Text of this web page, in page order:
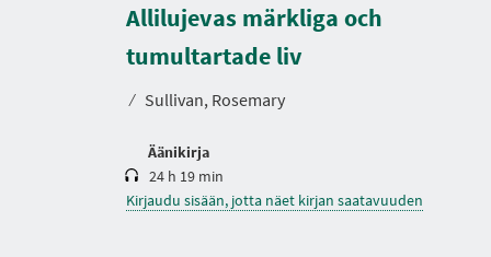
Allilujevas märkliga och
tumultartade liv
⁄ Sullivan, Rosemary
Äänikirja
K
e
s
t
24 h 19 min
Kirjaudu sisään, jotta näet kirjan saatavuuden